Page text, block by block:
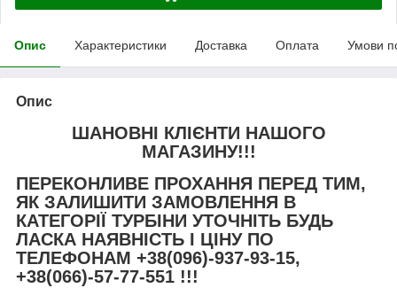
Опис Характеристики Доставка Оплата Умови
Опис
ШАНОВНІ КЛІЄНТИ НАШОГО
МАГАЗИНУ!!!
ПЕРЕКОНЛИВЕ ПРОХАННЯ ПЕРЕД ТИМ,
ЯК ЗАЛИШИТИ ЗАМОВЛЕННЯ В
КАТЕГОРІЇ ТУРБІНИ УТОЧНІТЬ БУДЬ
ЛАСКА НАЯВНІСТЬ І ЦІНУ ПО
ТЕЛЕФОНАМ +38(096)-937-93-15,
+38(066)-57-77-551 !!!